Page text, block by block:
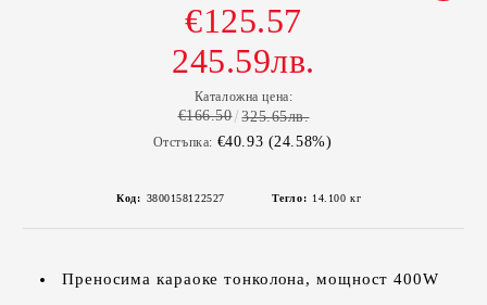
€125.57
245.59лв.
Каталожна цена:
€166.50 325.65лв.
Отстъпка: €40.93 (24.58%)
Код: 3800158122527 Тегло: 14.100 кг
Преносима караоке тонколона, мощност 400W